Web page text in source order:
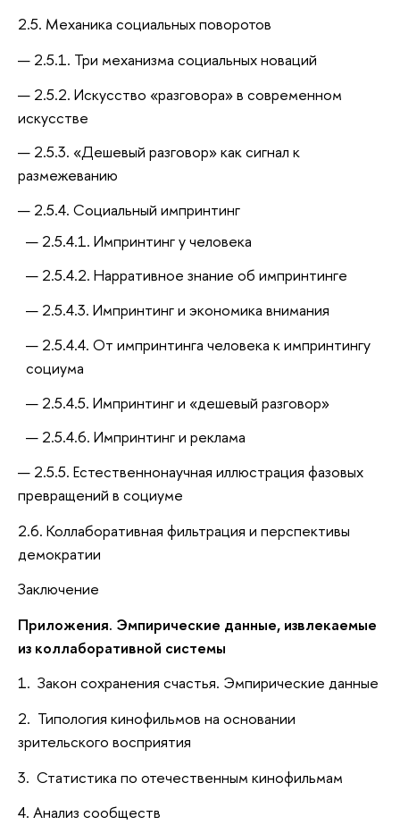
2.5. Механика социальных поворотов
2.5.1. Три механизма социальных новаций
2.5.2. Искусство «разговора» в современном
искусстве
2.5.3. «Дешевый разговор» как сигнал к
размежеванию
2.5.4. Социальный импринтинг
2.5.4.1. Импринтинг у человека
2.5.4.2. Нарративное знание об импринтинге
2.5.4.3. Импринтинг и экономика внимания
2.5.4.4. От импринтинга человека к импринтингу
социума
2.5.4.5. Импринтинг и «дешевый разговор»
2.5.4.6. Импринтинг и реклама
2.5.5. Естественнонаучная иллюстрация фазовых
превращений в социуме
2.6. Коллаборативная фильтрация и перспективы
демократии
Заключение
Приложения. Эмпирические данные, извлекаемые
из коллаборативной системы
1. Закон сохранения счастья. Эмпирические данные
2. Типология кинофильмов на основании
зрительского восприятия
3. Статистика по отечественным кинофильмам
4. Анализ сообществ